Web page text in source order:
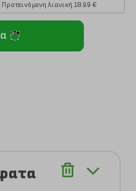
Προτεινόμενη λιανική 18.99 €